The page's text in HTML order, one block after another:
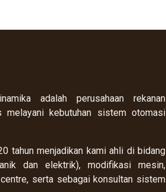
adalah perusahaan rekanan
melayani kebutuhan sistem otomasi
tahun menjadikan kami ahli di bidang
dan elektrik), modifikasi mesin,
serta sebagai konsultan sistem